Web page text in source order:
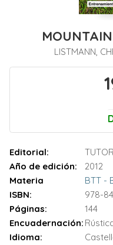
LISTMANN,
Editorial:
TUTOR
Año de edición:
2012
Materia
BTT -
ISBN:
978-
Páginas:
144
Encuadernación:
Idioma: